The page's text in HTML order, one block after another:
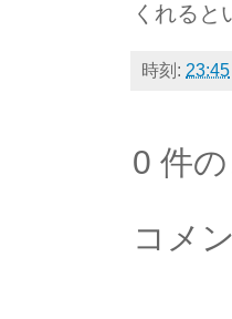
くれると
時刻: 23:45
0 件
コメ